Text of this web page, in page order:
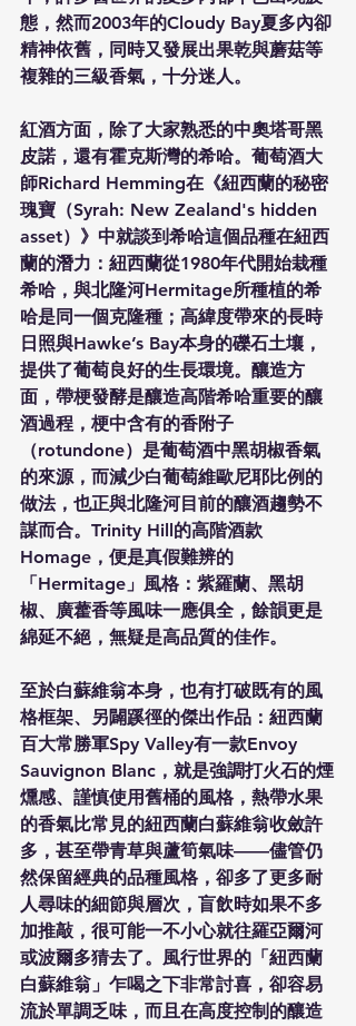
態，然而2003年的Cloudy Bay夏多內卻
精神依舊，同時又發展出果乾與蘑菇等
複雜的三級香氣，十分迷人。
紅酒方面，除了大家熟悉的中奧塔哥黑
皮諾，還有霍克斯灣的希哈。葡萄酒大
師Richard Hemming在《紐西蘭的秘密
瑰寶（Syrah: New Zealand's hidden
asset）》中就談到希哈這個品種在紐西
蘭的潛力：紐西蘭從1980年代開始栽種
希哈，與北隆河Hermitage所種植的希
哈是同一個克隆種；高緯度帶來的長時
日照與Hawke’s Bay本身的礫石土壤，
提供了葡萄良好的生長環境。釀造方
面，帶梗發酵是釀造高階希哈重要的釀
酒過程，梗中含有的香附子
（rotundone）是葡萄酒中黑胡椒香氣
的來源，而減少白葡萄維歐尼耶比例的
做法，也正與北隆河目前的釀酒趨勢不
謀而合。Trinity Hill的高階酒款
Homage，便是真假難辨的
「Hermitage」風格：紫羅蘭、黑胡
椒、廣藿香等風味一應俱全，餘韻更是
綿延不絕，無疑是高品質的佳作。
至於白蘇維翁本身，也有打破既有的風
格框架、另闢蹊徑的傑出作品：紐西蘭
百大常勝軍Spy Valley有一款Envoy
Sauvignon Blanc，就是強調打火石的煙
燻感、謹慎使用舊桶的風格，熱帶水果
的香氣比常見的紐西蘭白蘇維翁收斂許
多，甚至帶青草與蘆筍氣味——儘管仍
然保留經典的品種風格，卻多了更多耐
人尋味的細節與層次，盲飲時如果不多
加推敲，很可能一不小心就往羅亞爾河
或波爾多猜去了。風行世界的「紐西蘭
白蘇維翁」乍喝之下非常討喜，卻容易
流於單調乏味，而且在高度控制的釀造